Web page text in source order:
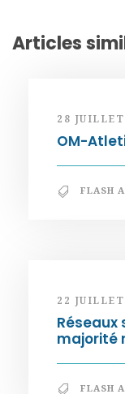
Articles
28
OM-
FLASH
22
Réseaux
majorité
FLASH